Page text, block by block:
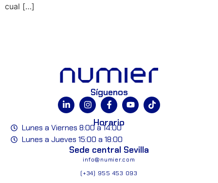
cual […]
Síguenos
Horario
Lunes a Viernes 8:00 a 14:00
Lunes a Jueves 15:00 a 18:00
Sede central Sevilla
info@numier.com
(+34) 955 453 093